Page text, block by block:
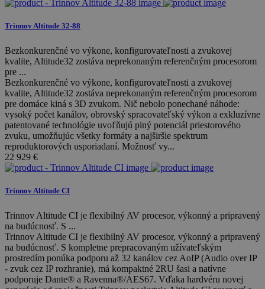
Trinnov Altitude 32-88
Bezkonkurenčné vo výkone, konfigurovateľnosti a zvukovej
kvalite, Altitude32 zostáva neprekonaným referenčným procesorom
pre ...
Bezkonkurenčné vo výkone, konfigurovateľnosti a zvukovej
kvalite, Altitude32 zostáva neprekonaným referenčným procesorom
pre domáce kiná s 3D zvukom. Nič nebolo ponechané náhode:
vysoký počet kanálov, obrovský spracovateľský výkon a exkluzívne
patentované technológie uvoľňujú plný potenciál priestorového
zvuku, umožňujúc všetky formáty a najširšie spektrum
reproduktorových usporiadaní. Možnosť vy...
22 929 €
Trinnov Altitude CI
Trinnov Altitude CI je flexibilný AV procesor, výkonný a pripravený
na budúcnosť. S ...
Trinnov Altitude CI je flexibilný AV procesor, výkonný a pripravený
na budúcnosť. S kompletne prepracovaným užívateľským
prostredím ponúka podporu až 32 kanálov cez AoIP (Audio over IP
- zvuk cez IP rozhranie), má kompaktné 2RU šasi a natívne
podporuje Dante® a Ravenna®/AES67. Vďaka hardvéru novej